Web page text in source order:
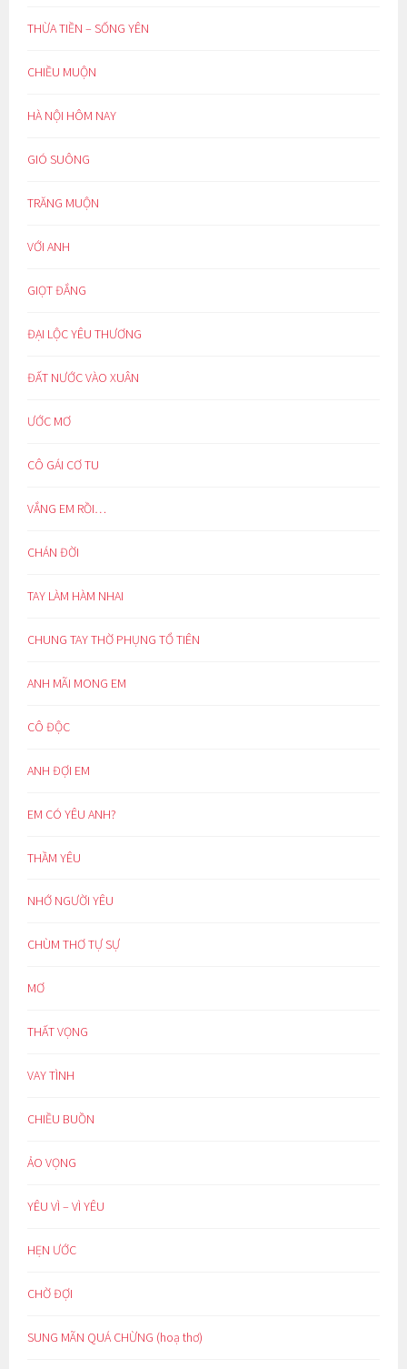
THỪA TIỀN – SỐNG YÊN
CHIỀU MUỘN
HÀ NỘI HÔM NAY
GIÓ SUÔNG
TRĂNG MUỘN
VỚI ANH
GIỌT ĐẮNG
ĐẠI LỘC YÊU THƯƠNG
ĐẤT NƯỚC VÀO XUÂN
ƯỚC MƠ
CÔ GÁI CƠ TU
VẮNG EM RỒI…
CHÁN ĐỜI
TAY LÀM HÀM NHAI
CHUNG TAY THỜ PHỤNG TỔ TIÊN
ANH MÃI MONG EM
CÔ ĐỘC
ANH ĐỢI EM
EM CÓ YÊU ANH?
THẦM YÊU
NHỚ NGƯỜI YÊU
CHÙM THƠ TỰ SỰ
MƠ
THẤT VỌNG
VAY TÌNH
CHIỀU BUỒN
ẢO VỌNG
YÊU VÌ – VÌ YÊU
HẸN ƯỚC
CHỜ ĐỢI
SUNG MÃN QUÁ CHỪNG (hoạ thơ)